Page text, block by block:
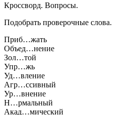
Кроссворд. Вопросы.
Подобрать проверочные слова.
Приб…жать
Объед…нение
Зол…той
Упр…жь
Уд…вление
Агр…ссивный
Ур…внение
Н…рмальный
Акад…мический